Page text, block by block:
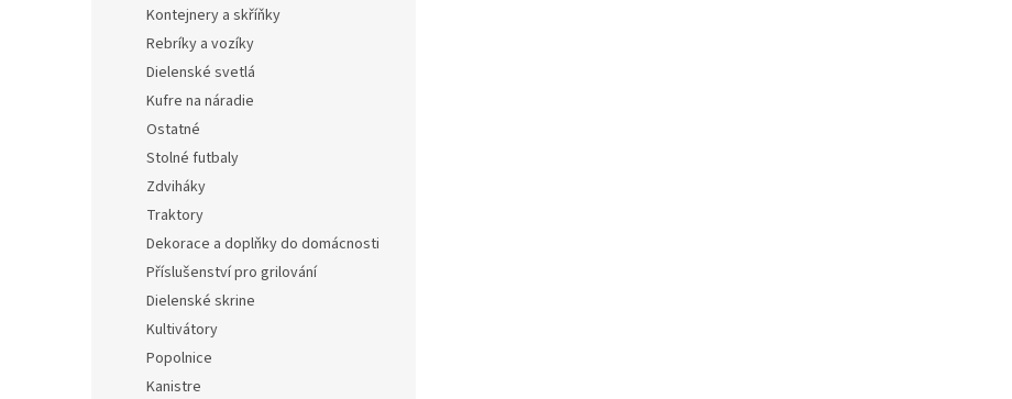
Kontejnery a skříňky
Rebríky a vozíky
Dielenské svetlá
Kufre na náradie
Ostatné
Stolné futbaly
Zdviháky
Traktory
Dekorace a doplňky do domácnosti
Příslušenství pro grilování
Dielenské skrine
Kultivátory
Popolnice
Kanistre